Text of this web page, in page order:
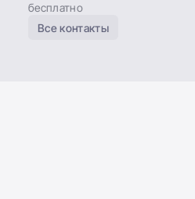
бесплатно
Все контакты